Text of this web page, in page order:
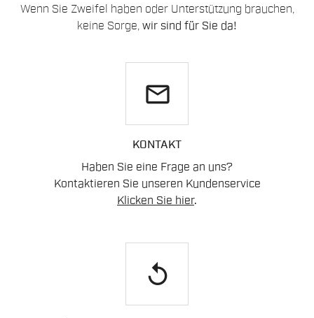
Wenn Sie Zweifel haben oder Unterstützung brauchen,
keine Sorge, wir sind für Sie da!
email
KONTAKT
Haben Sie eine Frage an uns?
Kontaktieren Sie unseren Kundenservice
Klicken Sie hier.
replay